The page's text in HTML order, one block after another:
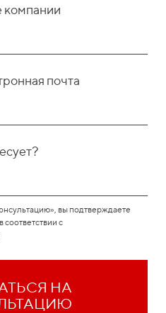
компании
почта
вы подтверждаете
с
НА